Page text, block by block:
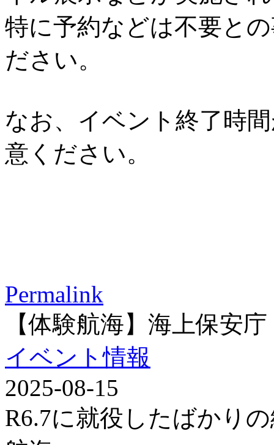
特に予約などは不要と
ださい。
なお、イベント終了時
意ください。
Permalink
【体験航海】海上保安
イベント情報
2025-08-15
R6.7に就役したばかり